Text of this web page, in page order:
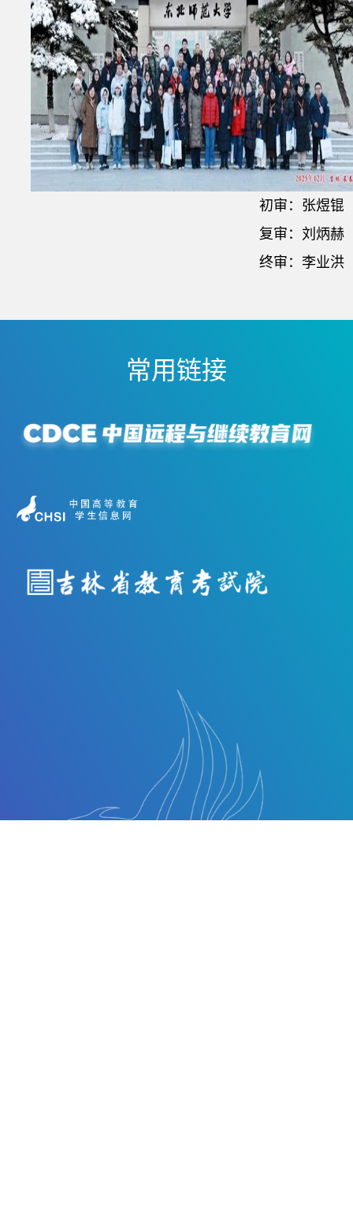
初审：张煜锟
复审：刘炳赫
终审：李业洪
常用链接